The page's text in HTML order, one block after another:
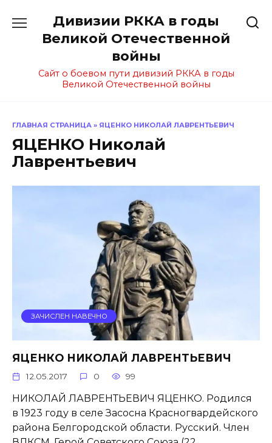
содержанию
Дивизии РККА в годы
Великой Отечественной
войны
Сайт о боевом пути дивизий РККА в годы
Великой Отечественной войны
ГЛАВНАЯ СТРАНИЦА » ЯЦЕНКО НИКОЛАЙ ЛАВРЕНТЬЕВИЧ
ЯЦЕНКО Николай
Лаврентьевич
ЗАЧИСЛЕН НАВЕЧНО
ЯЦЕНКО НИКОЛАЙ ЛАВРЕНТЬЕВИЧ
12.05.2017 0 99
НИКОЛАЙ ЛАВРЕНТЬЕВИЧ ЯЦЕНКО. Родился
в 1923 году в селе Засосна Красногвардейского
района Белгородской области. Русский. Член